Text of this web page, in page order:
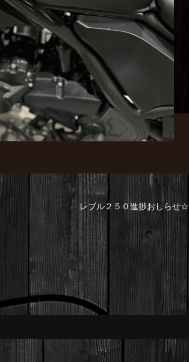
レブル２５０進捗おしらせ☆